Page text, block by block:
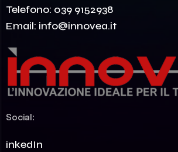
Telefono: 039 9152938
Email: info@innovea.it
Social:
LinkedIn